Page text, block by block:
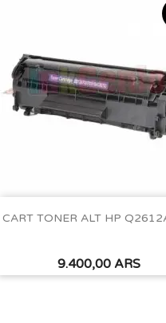
CART TONER ALT HP
Precio
9.400,00 ARS